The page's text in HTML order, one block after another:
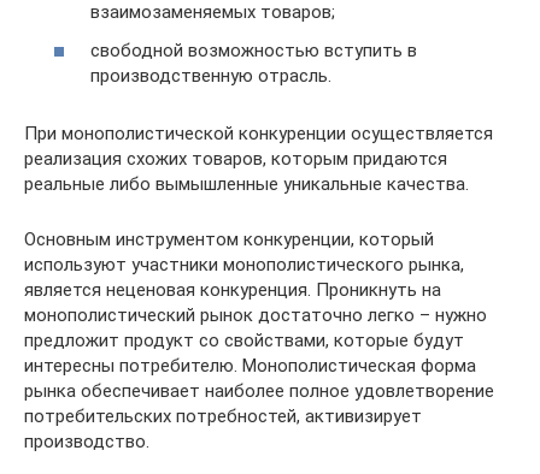
взаимозаменяемых товаров;
свободной возможностью вступить в
производственную отрасль.
При монополистической конкуренции осуществляется
реализация схожих товаров, которым придаются
реальные либо вымышленные уникальные качества.
Основным инструментом конкуренции, который
используют участники монополистического рынка,
является неценовая конкуренция. Проникнуть на
монополистический рынок достаточно легко – нужно
предложит продукт со свойствами, которые будут
интересны потребителю. Монополистическая форма
рынка обеспечивает наиболее полное удовлетворение
потребительских потребностей, активизирует
производство.